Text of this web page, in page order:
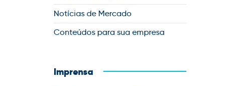
Notícias de Mercado
Conteúdos para sua empresa
Imprensa